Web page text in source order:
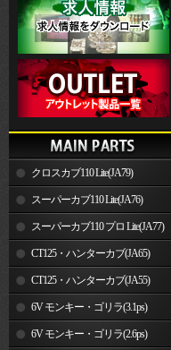
クロスカブ110 Lite(JA79)
スーパーカブ110 Lite(JA76)
スーパーカブ110 プロ Lite(JA77)
CT125・ハンターカブ(JA65)
CT125・ハンターカブ(JA55)
6V モンキー・ゴリラ(3.1ps)
6V モンキー・ゴリラ(2.6ps)